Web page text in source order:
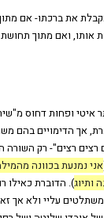
את ברכתו- אם
אותו, ואם מתוך
איטי ופחות דחוס
אך הדימויים בהם
רצים רצים"- רק
אני נמנעת בכוונה
ותיוג). הדוברת כאילו
עליי ולא אך